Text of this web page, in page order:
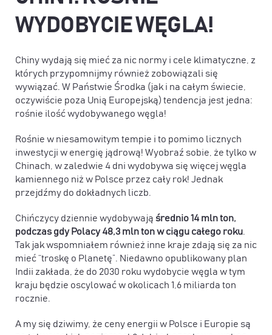
WYDOBYCIE WĘGLA!
Chiny wydają się mieć za nic normy i cele klimatyczne, z
których przypomnijmy również zobowiązali się
wywiązać. W Państwie Środka (jak i na całym świecie,
oczywiście poza Unią Europejską) tendencja jest jedna:
rośnie ilość wydobywanego węgla!
Rośnie w niesamowitym tempie i to pomimo licznych
inwestycji w energię jądrową! Wyobraź sobie, że tylko w
Chinach, w zaledwie 4 dni wydobywa się więcej węgla
kamiennego niż w Polsce przez cały rok! Jednak
przejdźmy do dokładnych liczb.
Chińczycy dziennie wydobywają średnio 14 mln ton,
podczas gdy Polacy 48,3 mln ton w ciągu całego roku.
Tak jak wspomniałem również inne kraje zdają się za nic
mieć “troskę o Planetę”. Niedawno opublikowany plan
Indii zakłada, że do 2030 roku wydobycie węgla w tym
kraju będzie oscylować w okolicach 1,6 miliarda ton
rocznie.
A my się dziwimy, że ceny energii w Polsce i Europie są